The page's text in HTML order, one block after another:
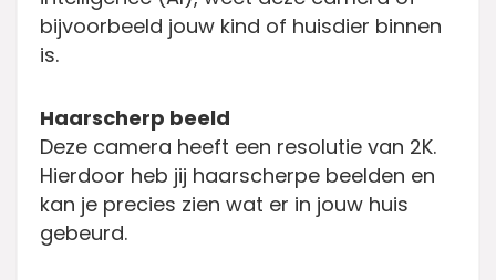
bijvoorbeeld jouw kind of huisdier binnen
is.
Haarscherp beeld
Deze camera heeft een resolutie van 2K.
Hierdoor heb jij haarscherpe beelden en
kan je precies zien wat er in jouw huis
gebeurd.